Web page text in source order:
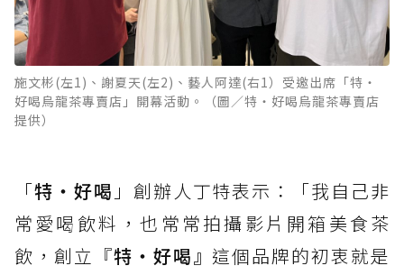
施文彬(左1)、謝夏天(左2)、藝人阿達(右1）受邀出席「特‧
好喝烏龍茶專賣店」開幕活動。（圖／特‧好喝烏龍茶專賣店
提供）
「特‧好喝 」創辦人丁特表示：「我自己非
常愛喝飲料，也常常拍攝影片開箱美食茶
飲，創立『特‧好喝』 這個品牌的初衷就是